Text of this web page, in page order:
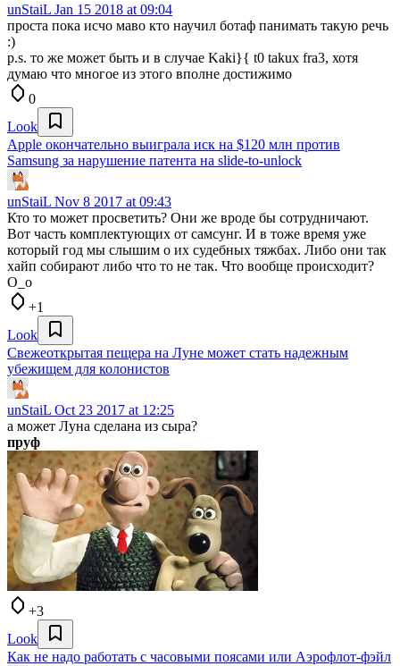
unStaiL Jan 15 2018 at 09:04
проста пока исчо маво кто научил ботаф панимать такую речь
:)
p.s. то же может быть и в случае Kaki}{ t0 takux fra3, хотя
думаю что многое из этого вполне достижимо
0
Look
Apple окончательно выиграла иск на $120 млн против
Samsung за нарушение патента на slide-to-unlock
unStaiL Nov 8 2017 at 09:43
Кто то может просветить? Они же вроде бы сотрудничают.
Вот часть комплектующих от самсунг. И в тоже время уже
который год мы слышим о их судебных тяжбах. Либо они так
хайп собирают либо что то не так. Что вообще происходит?
O_o
+1
Look
Свежеоткрытая пещера на Луне может стать надежным
убежищем для колонистов
unStaiL Oct 23 2017 at 12:25
а может Луна сделана из сыра?
пруф
+3
Look
Как не надо работать с часовыми поясами или Аэрофлот-фэйл